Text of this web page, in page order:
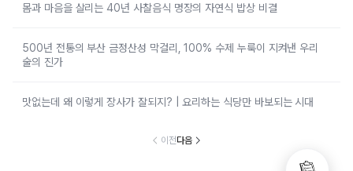
몸과 마음을 살리는 40년 사찰음식 명장의 자연식 밥상 비결
500년 전통의 부산 금정산성 막걸리, 100% 수제 누룩이 지켜낸 우리
술의 진가
맛없는데 왜 이렇게 장사가 잘되지? | 요리하는 식당만 바보되는 시대
이전다음